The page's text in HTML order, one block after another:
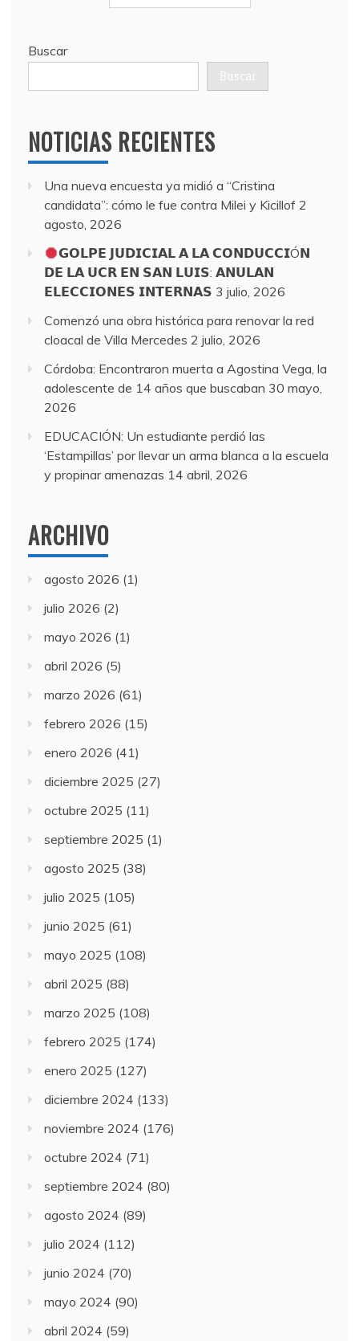
Buscar
Buscar
NOTICIAS RECIENTES
Una nueva encuesta ya midió a “Cristina
candidata”: cómo le fue contra Milei y Kicillof 2
agosto, 2026
𝗚𝗢𝗟𝗣𝗘 𝗝𝗨𝗗𝗜𝗖𝗜𝗔𝗟 𝗔 𝗟𝗔 𝗖𝗢𝗡𝗗𝗨𝗖𝗖𝗜Ó𝗡
𝗗𝗘 𝗟𝗔 𝗨𝗖𝗥 𝗘𝗡 𝗦𝗔𝗡 𝗟𝗨𝗜𝗦: 𝗔𝗡𝗨𝗟𝗔𝗡
𝗘𝗟𝗘𝗖𝗖𝗜𝗢𝗡𝗘𝗦 𝗜𝗡𝗧𝗘𝗥𝗡𝗔𝗦 3 julio, 2026
Comenzó una obra histórica para renovar la red
cloacal de Villa Mercedes 2 julio, 2026
Córdoba: Encontraron muerta a Agostina Vega, la
adolescente de 14 años que buscaban 30 mayo,
2026
EDUCACIÓN: Un estudiante perdió las
‘Estampillas’ por llevar un arma blanca a la escuela
y propinar amenazas 14 abril, 2026
ARCHIVO
agosto 2026 (1)
julio 2026 (2)
mayo 2026 (1)
abril 2026 (5)
marzo 2026 (61)
febrero 2026 (15)
enero 2026 (41)
diciembre 2025 (27)
octubre 2025 (11)
septiembre 2025 (1)
agosto 2025 (38)
julio 2025 (105)
junio 2025 (61)
mayo 2025 (108)
abril 2025 (88)
marzo 2025 (108)
febrero 2025 (174)
enero 2025 (127)
diciembre 2024 (133)
noviembre 2024 (176)
octubre 2024 (71)
septiembre 2024 (80)
agosto 2024 (89)
julio 2024 (112)
junio 2024 (70)
mayo 2024 (90)
abril 2024 (59)